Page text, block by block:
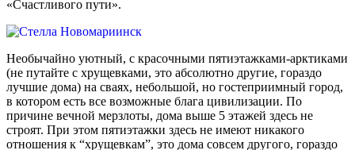
«Счастливого пути».
Необычайно уютный, с красочными пятиэтажками-арктиками
(не путайте с хрущевками, это абсолютно другие, гораздо
лучшие дома) на сваях, небольшой, но гостеприимный город,
в котором есть все возможные блага цивилизации. По
причине вечной мерзлоты, дома выше 5 этажей здесь не
строят. При этом пятиэтажки здесь не имеют никакого
отношения к “хрущевкам”, это дома совсем другого, гораздо